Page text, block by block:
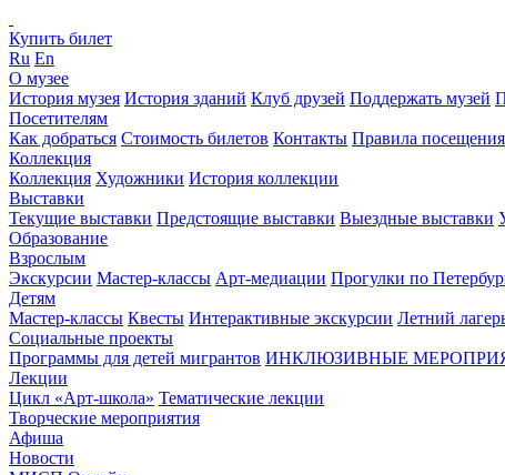
Купить билет
Ru En
О музее
История музея История зданий Клуб друзей Поддержать музей
Посетителям
Как добраться Стоимость билетов Контакты Правила посещения
Коллекция
Коллекция Художники История коллекции
Выставки
Текущие выставки Предстоящие выставки Выездные выставки
Образование
Взрослым
Экскурсии Мастер-классы Арт-медиации Прогулки по
Детям
Мастер-классы Квесты Интерактивные экскурсии Летний
Социальные проекты
Программы для детей мигрантов ИНКЛЮЗИВНЫЕ
Лекции
Цикл «Арт-школа» Тематические лекции
Творческие мероприятия
Афиша
Новости